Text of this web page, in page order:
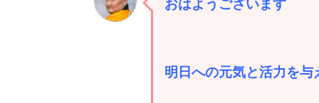
明日への元気と活力を与